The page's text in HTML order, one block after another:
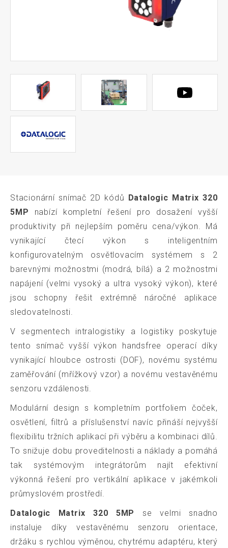
Stacionární snímač 2D kódů Datalogic Matrix 320
5MP nabízí kompletní řešení pro dosažení vyšší
produktivity při nejlepším poměru cena/výkon. Má
vynikající čtecí výkon s inteligentním
konfigurovatelným osvětlovacím systémem s 2
barevnými možnostmi (modrá, bílá) a 2 možnostmi
napájení (velmi vysoký a ultra vysoký výkon), které
jsou schopny řešit extrémně náročné aplikace
sledovatelnosti.
V segmentech intralogistiky a logistiky poskytuje
tento snímač vyšší výkon handsfree operací díky
vynikající hloubce ostrosti (DOF), novému systému
zaměřování (mřížkový vzor) a novému vestavěnému
senzoru vzdálenosti.
Modulární design s kompletním portfoliem čoček,
osvětlení, filtrů a příslušenství navíc přináší nejvyšší
flexibilitu tržních aplikací při výběru a kombinaci dílů.
To snižuje dobu proveditelnosti a náklady a pomáhá
tak systémovým integrátorům najít efektivní
výkonná řešení pro vertikální aplikace v jakémkoli
průmyslovém prostředí.
Datalogic Matrix 320 5MP
se velmi snadno
instaluje díky vestavěnému senzoru orientace,
držáku s rychlou výměnou, chytrému adaptéru, který